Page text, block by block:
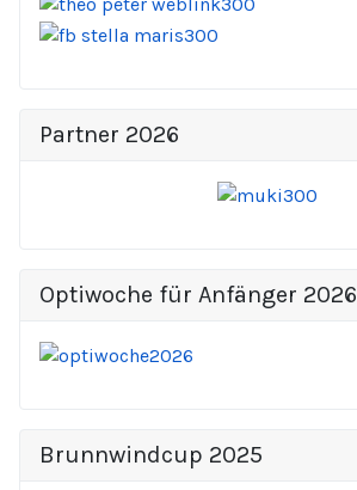
Partner 2026
Optiwoche für Anfänger 2026
Brunnwindcup 2025